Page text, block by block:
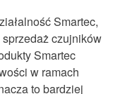
Smartec,
czujników
Smartec
w ramach
to bardziej